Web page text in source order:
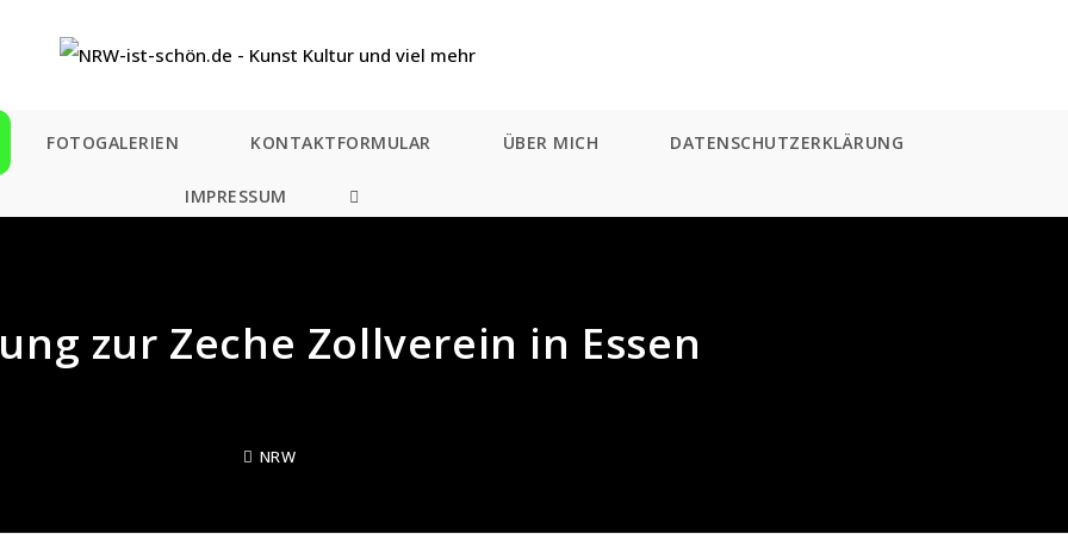
FOTOGALERIEN KONTAKTFORMULAR ÜBER MICH DATENSCHUTZERKLÄRUNG
IMPRESSUM
WEBSITE-
zur Zeche Zollverein in Essen
NRW